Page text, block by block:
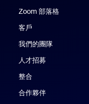
Zoom 部落格
客戶
我們的團隊
人才招募
整合
合作夥伴